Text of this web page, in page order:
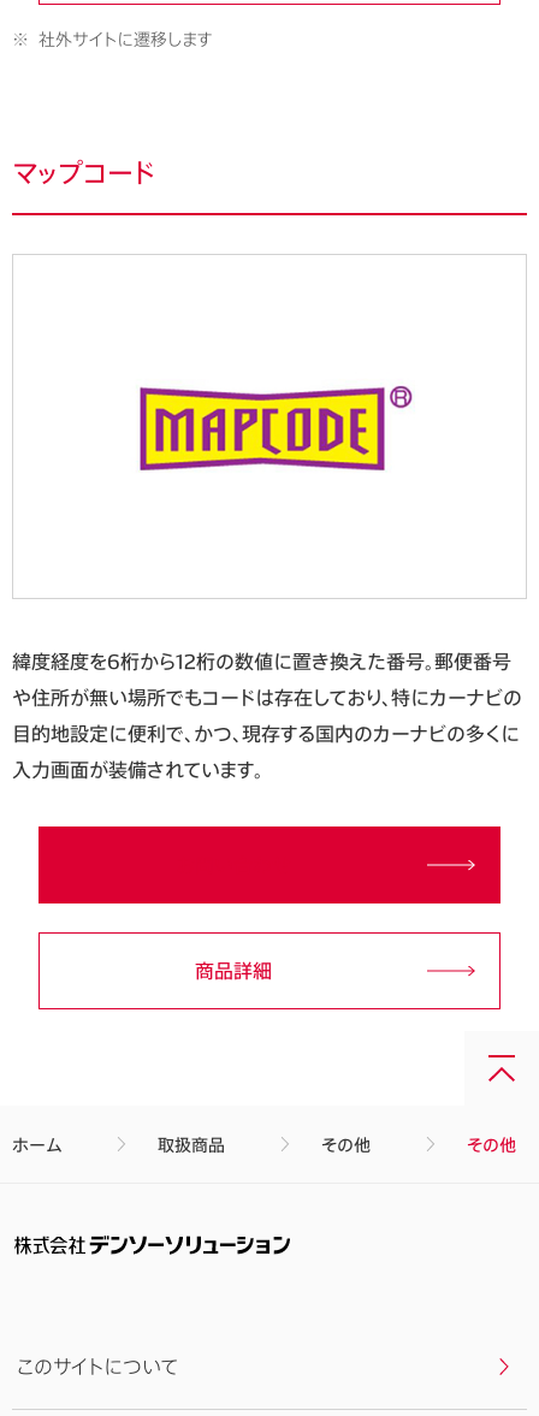
※ 社外サイトに遷移します
マップコード
緯度経度を6桁から12桁の数値に置き換えた番号。郵便番号
や住所が無い場所でもコードは存在しており、特にカーナビの
目的地設定に便利で、かつ、現存する国内のカーナビの多くに
入力画面が装備されています。
商品詳細
上
ホーム 取扱商品 その他 その他
このサイトについて